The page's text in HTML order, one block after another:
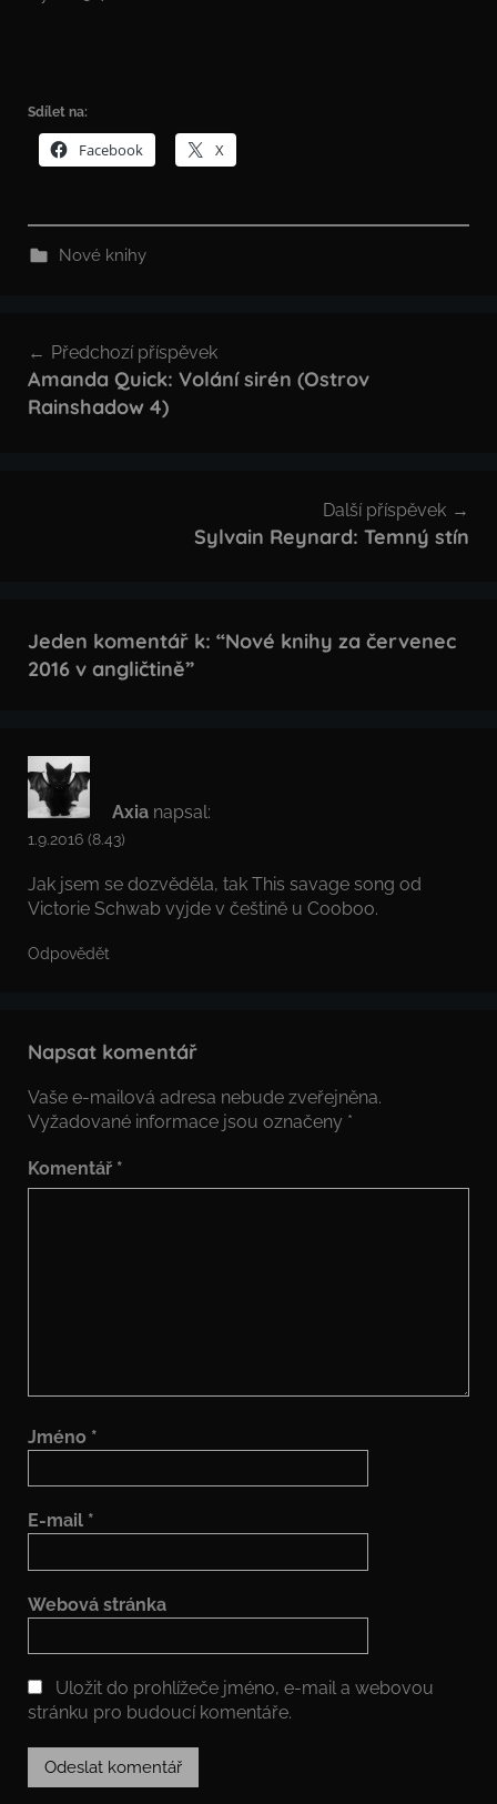
Sdílet na:
Facebook X
Nové knihy
pro
příspěvek
Předchozí příspěvek
Amanda Quick: Volání sirén (Ostrov
Rainshadow 4)
Další příspěvek
Sylvain Reynard: Temný stín
Jeden komentář k: “Nové knihy za červenec
2016 v angličtině”
Axia napsal:
1.9.2016 (8.43)
Jak jsem se dozvěděla, tak This savage song od
Victorie Schwab vyjde v češtině u Cooboo.
Odpovědět
Napsat komentář
Vaše e-mailová adresa nebude zveřejněna.
Vyžadované informace jsou označeny *
Komentář *
Jméno *
E-mail *
Webová stránka
Uložit do prohlížeče jméno, e-mail a webovou
stránku pro budoucí komentáře.